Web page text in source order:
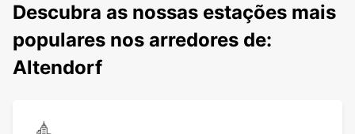
Descubra as nossas estações mais
populares nos arredores de:
Altendorf